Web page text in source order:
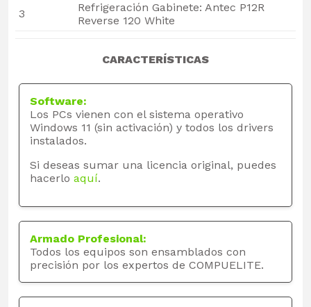
3
Refrigeración Gabinete: Antec P12R
Reverse 120 White
CARACTERÍSTICAS
Software:
Los PCs vienen con el sistema operativo
Windows 11 (sin activación) y todos los drivers
instalados.
Si deseas sumar una licencia original, puedes
hacerlo aquí.
Armado Profesional:
Todos los equipos son ensamblados con
precisión por los expertos de COMPUELITE.